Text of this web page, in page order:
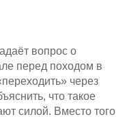
вопрос о
перед походом в
через
что такое
силой. Вместо того